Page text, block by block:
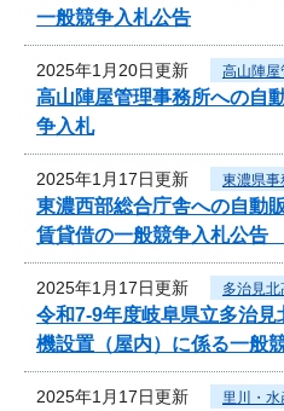
一般競争入札公告
2025年1月20日更新 高山陣屋
高山陣屋管理事務所への自
争入札
2025年1月17日更新 東濃県事
東濃西部総合庁舎への自動
賃貸借の一般競争入札公告
2025年1月17日更新 多治見
令和7‐9年度岐阜県立多治
機設置（屋内）に係る一般
2025年1月17日更新 里川・